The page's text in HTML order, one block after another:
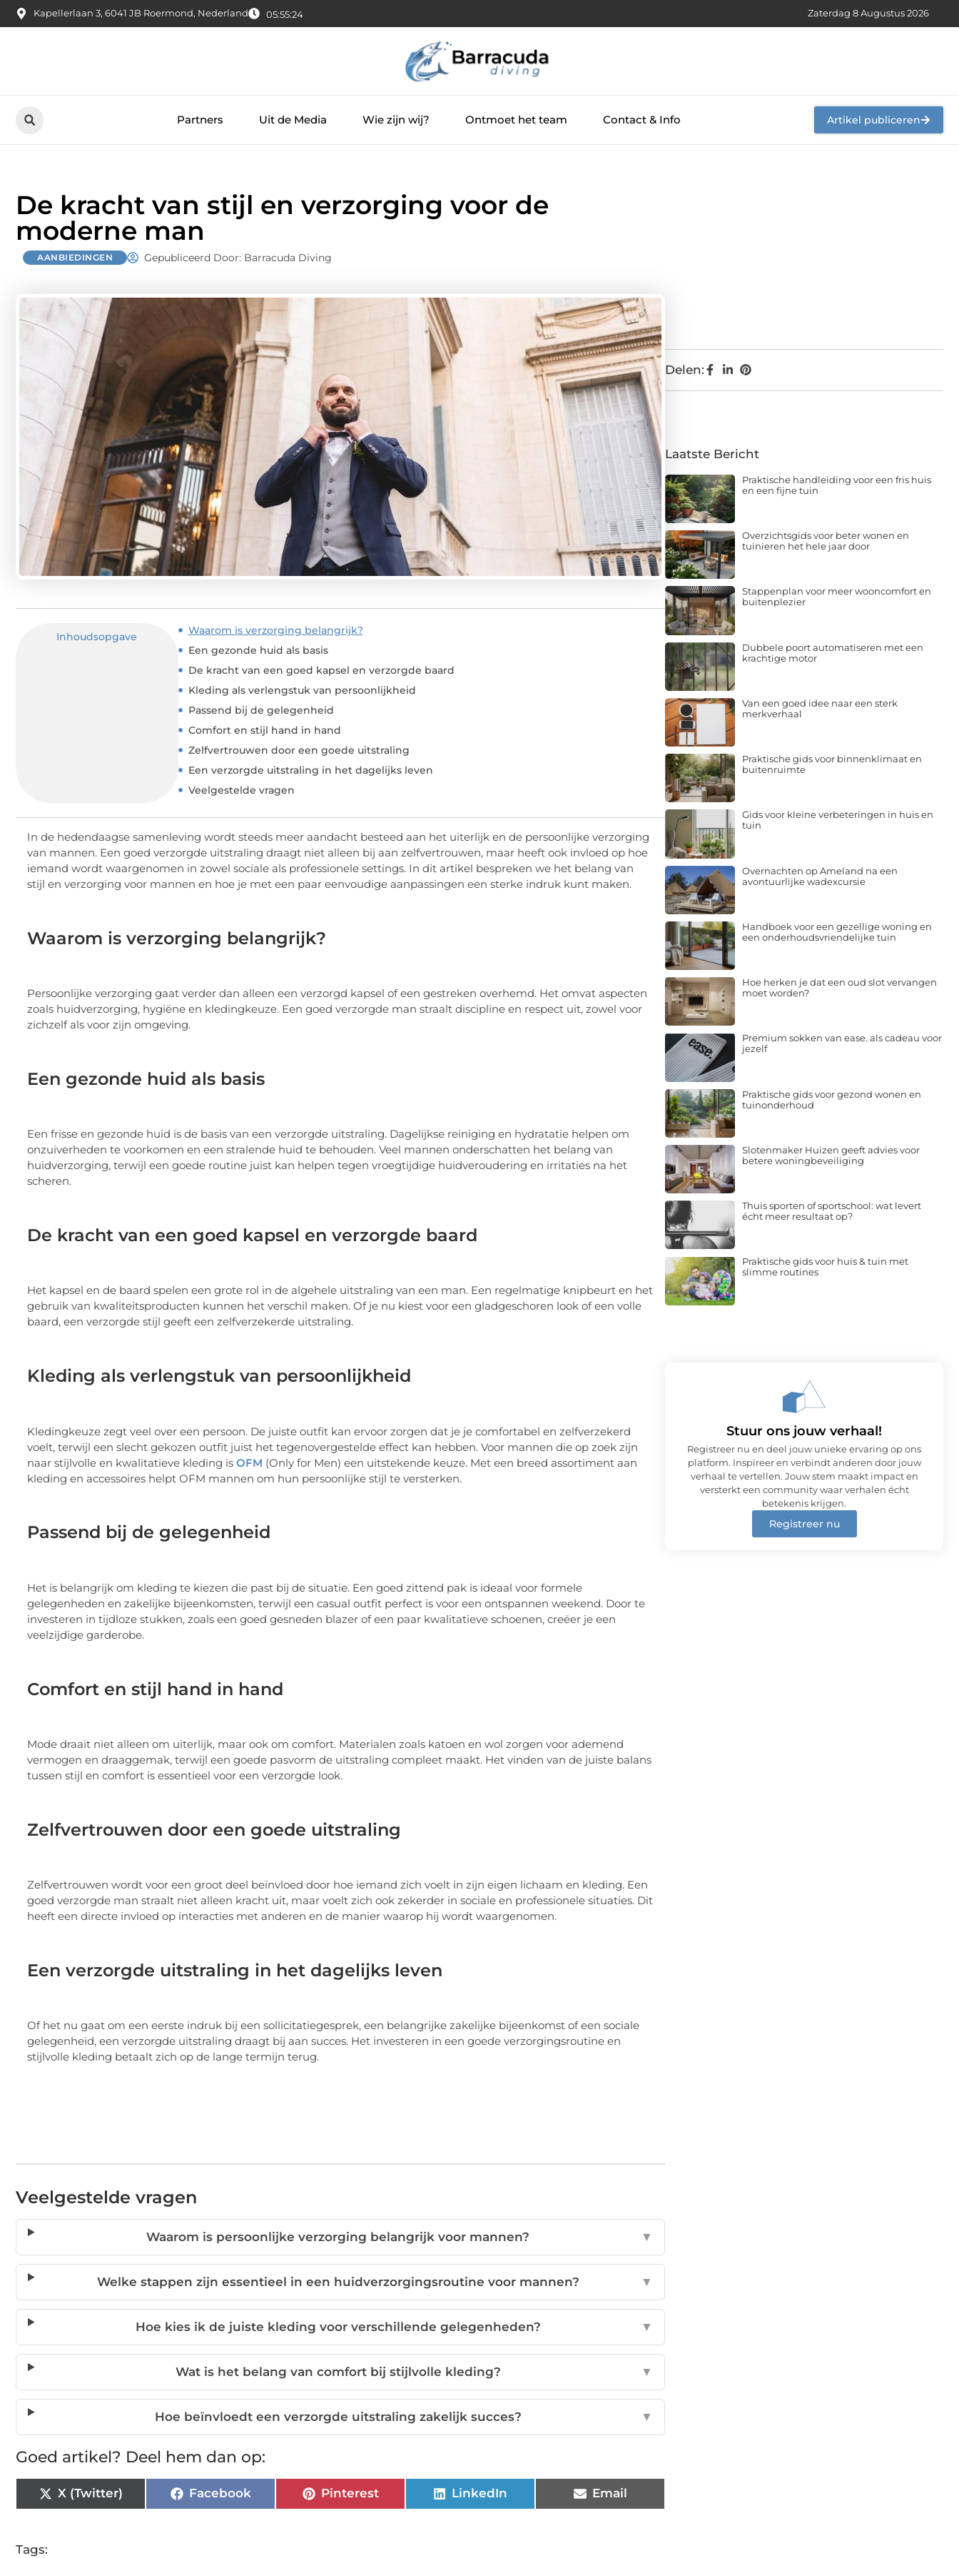
Kapellerlaan 3, 6041 JB Roermond, Nederland 05:55:25 Zaterdag 8 Augustus 2026
Partners Uit de Media Wie zijn wij? Ontmoet het team Contact & Info Artikel publiceren
De kracht van stijl en verzorging voor de
moderne man
AANBIEDINGEN Gepubliceerd Door: Barracuda Diving
Inhoudsopgave
Waarom is verzorging belangrijk?
Een gezonde huid als basis
De kracht van een goed kapsel en verzorgde baard
Kleding als verlengstuk van persoonlijkheid
Passend bij de gelegenheid
Comfort en stijl hand in hand
Zelfvertrouwen door een goede uitstraling
Een verzorgde uitstraling in het dagelijks leven
Veelgestelde vragen
In de hedendaagse samenleving wordt steeds meer aandacht besteed aan het uiterlijk en de persoonlijke verzorging
van mannen. Een goed verzorgde uitstraling draagt niet alleen bij aan zelfvertrouwen, maar heeft ook invloed op hoe
iemand wordt waargenomen in zowel sociale als professionele settings. In dit artikel bespreken we het belang van
stijl en verzorging voor mannen en hoe je met een paar eenvoudige aanpassingen een sterke indruk kunt maken.
Waarom is verzorging belangrijk?
Persoonlijke verzorging gaat verder dan alleen een verzorgd kapsel of een gestreken overhemd. Het omvat aspecten
zoals huidverzorging, hygiëne en kledingkeuze. Een goed verzorgde man straalt discipline en respect uit, zowel voor
zichzelf als voor zijn omgeving.
Een gezonde huid als basis
Een frisse en gezonde huid is de basis van een verzorgde uitstraling. Dagelijkse reiniging en hydratatie helpen om
onzuiverheden te voorkomen en een stralende huid te behouden. Veel mannen onderschatten het belang van
huidverzorging, terwijl een goede routine juist kan helpen tegen vroegtijdige huidveroudering en irritaties na het
scheren.
De kracht van een goed kapsel en verzorgde baard
Het kapsel en de baard spelen een grote rol in de algehele uitstraling van een man. Een regelmatige knipbeurt en het
gebruik van kwaliteitsproducten kunnen het verschil maken. Of je nu kiest voor een gladgeschoren look of een volle
baard, een verzorgde stijl geeft een zelfverzekerde uitstraling.
Kleding als verlengstuk van persoonlijkheid
Kledingkeuze zegt veel over een persoon. De juiste outfit kan ervoor zorgen dat je je comfortabel en zelfverzekerd
voelt, terwijl een slecht gekozen outfit juist het tegenovergestelde effect kan hebben. Voor mannen die op zoek zijn
naar stijlvolle en kwalitatieve kleding is OFM (Only for Men) een uitstekende keuze. Met een breed assortiment aan
kleding en accessoires helpt OFM mannen om hun persoonlijke stijl te versterken.
Passend bij de gelegenheid
Het is belangrijk om kleding te kiezen die past bij de situatie. Een goed zittend pak is ideaal voor formele
gelegenheden en zakelijke bijeenkomsten, terwijl een casual outfit perfect is voor een ontspannen weekend. Door te
investeren in tijdloze stukken, zoals een goed gesneden blazer of een paar kwalitatieve schoenen, creëer je een
veelzijdige garderobe.
Comfort en stijl hand in hand
Mode draait niet alleen om uiterlijk, maar ook om comfort. Materialen zoals katoen en wol zorgen voor ademend
vermogen en draaggemak, terwijl een goede pasvorm de uitstraling compleet maakt. Het vinden van de juiste balans
tussen stijl en comfort is essentieel voor een verzorgde look.
Zelfvertrouwen door een goede uitstraling
Zelfvertrouwen wordt voor een groot deel beïnvloed door hoe iemand zich voelt in zijn eigen lichaam en kleding. Een
goed verzorgde man straalt niet alleen kracht uit, maar voelt zich ook zekerder in sociale en professionele situaties. Dit
heeft een directe invloed op interacties met anderen en de manier waarop hij wordt waargenomen.
Een verzorgde uitstraling in het dagelijks leven
Of het nu gaat om een eerste indruk bij een sollicitatiegesprek, een belangrijke zakelijke bijeenkomst of een sociale
gelegenheid, een verzorgde uitstraling draagt bij aan succes. Het investeren in een goede verzorgingsroutine en
stijlvolle kleding betaalt zich op de lange termijn terug.
Veelgestelde vragen
Waarom is persoonlijke verzorging belangrijk voor mannen? ▼
Welke stappen zijn essentieel in een huidverzorgingsroutine voor mannen? ▼
Hoe kies ik de juiste kleding voor verschillende gelegenheden? ▼
Wat is het belang van comfort bij stijlvolle kleding? ▼
Hoe beïnvloedt een verzorgde uitstraling zakelijk succes? ▼
Goed artikel? Deel hem dan op:
X (Twitter) Facebook Pinterest LinkedIn Email
Tags:
Delen:
Laatste Bericht
Praktische handleiding voor een fris huis
en een fijne tuin
Overzichtsgids voor beter wonen en
tuinieren het hele jaar door
Stappenplan voor meer wooncomfort en
buitenplezier
Dubbele poort automatiseren met een
krachtige motor
Van een goed idee naar een sterk
merkverhaal
Praktische gids voor binnenklimaat en
buitenruimte
Gids voor kleine verbeteringen in huis en
tuin
Overnachten op Ameland na een
avontuurlijke wadexcursie
Handboek voor een gezellige woning en
een onderhoudsvriendelijke tuin
Hoe herken je dat een oud slot vervangen
moet worden?
Premium sokken van ease. als cadeau voor
jezelf
Praktische gids voor gezond wonen en
tuinonderhoud
Slotenmaker Huizen geeft advies voor
betere woningbeveiliging
Thuis sporten of sportschool: wat levert
écht meer resultaat op?
Praktische gids voor huis & tuin met
slimme routines
Stuur ons jouw verhaal!
Registreer nu en deel jouw unieke ervaring op ons
platform. Inspireer en verbindt anderen door jouw
verhaal te vertellen. Jouw stem maakt impact en
versterkt een community waar verhalen écht
betekenis krijgen.
Registreer nu